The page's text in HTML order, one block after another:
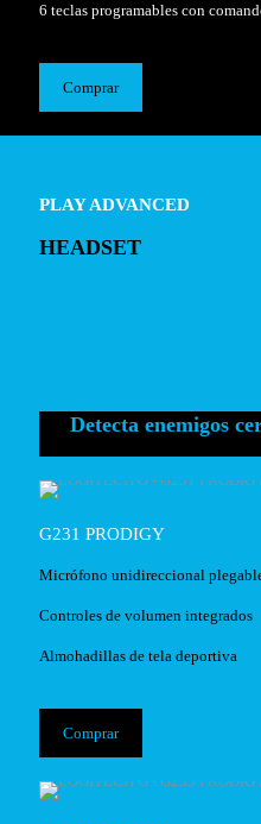
6 teclas programables con
Comprar
PLAY ADVANCED
HEADSET
Detecta enemigos
G231 PRODIGY
Micrófono unidireccional
Controles de volumen integrados
Almohadillas de tela deportiva
Comprar